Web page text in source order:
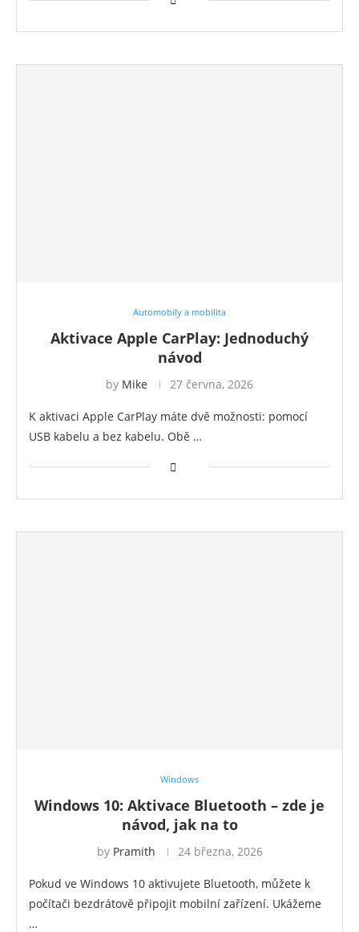
Automobily a mobilita
Aktivace Apple CarPlay: Jednoduchý
návod
by Mike 27 června, 2026
K aktivaci Apple CarPlay máte dvě možnosti: pomocí
USB kabelu a bez kabelu. Obě …
Windows
Windows 10: Aktivace Bluetooth – zde je
návod, jak na to
by Pramith 24 března, 2026
Pokud ve Windows 10 aktivujete Bluetooth, můžete k
počítači bezdrátově připojit mobilní zařízení. Ukážeme
…